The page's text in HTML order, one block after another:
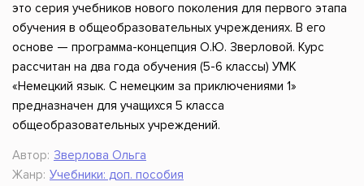
это серия учебников нового поколения для первого этапа
обучения в общеобразовательных учреждениях. В его
основе — программа-концепция О.Ю. Зверловой. Курс
рассчитан на два года обучения (5-6 классы) УМК
«Немецкий язык. С немецким за приключениями 1»
предназначен для учащихся 5 класса
общеобразовательных учреждений.
Автор: Зверлова Ольга
Жанр: Учебники: доп. пособия